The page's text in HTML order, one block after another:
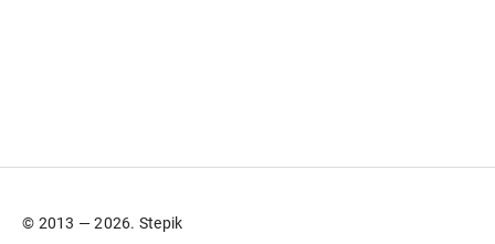
© 2013 — 2026. Stepik